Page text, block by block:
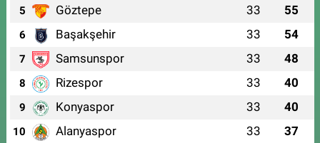
5 Göztepe 33 55
6 Başakşehir 33 54
7 Samsunspor 33 48
8 Rizespor 33 40
9 Konyaspor 33 40
10 Alanyaspor 33 37